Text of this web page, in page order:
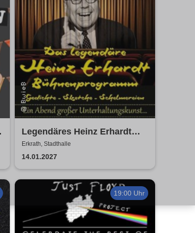
Legendäres Heinz Erhardt
Bühnenprogramm - Gedichte
- Sketche - Schelmereien
Erkrath, Stadthalle
14.01.2027
19:00 Uhr